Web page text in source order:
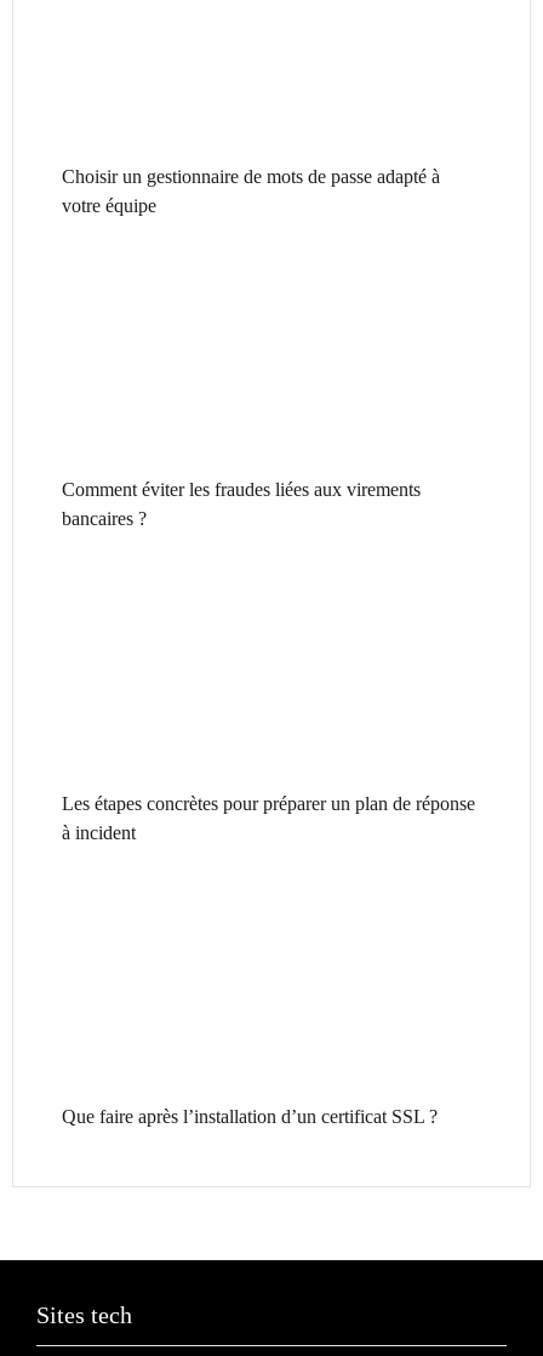
Choisir un gestionnaire de mots de passe adapté à
votre équipe
Comment éviter les fraudes liées aux virements
bancaires ?
Les étapes concrètes pour préparer un plan de réponse
à incident
Que faire après l’installation d’un certificat SSL ?
Sites tech